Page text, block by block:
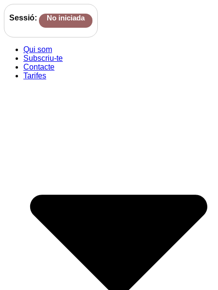
Sessió: No iniciada
Qui som
Subscriu-te
Contacte
Tarifes